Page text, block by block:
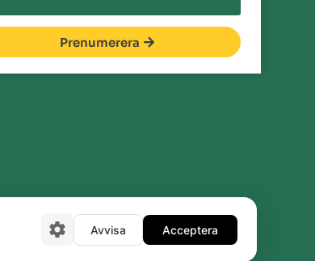
Prenumerera
Avvisa Acceptera